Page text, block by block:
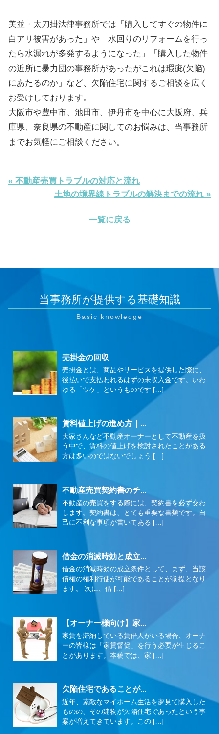
美並・太刀掛法律事務所では「購入してすぐの物件に
白アリ被害があった」や「水回りのリフォームを行っ
たら水漏れが多発するようになった」「購入した物件
の近所に暴力団の事務所があったがこれは瑕疵(欠陥)
にあたるのか」など、欠陥住宅に関するご相談を広く
お受けしております。
大阪市や豊中市、池田市、伊丹市を中心に大阪府、兵
庫県、奈良県の不動産に関してのお悩みは、当事務所
までお気軽にご相談ください。
« 不動産売買トラブルの対応と流れ
土地の境界線トラブルの解決までの流れ »
一覧に戻る
当事務所が提供する基礎知識
売掛金の回収
売掛金とは、商品やサービスを提供した際に、
後払いで支払われるはずの未収入金です。いわ
ゆる「ツケ」というものです […]
賃料値上げの進め方｜...
大家さんなど不動産オーナーとして不動産を扱
う中で、賃料の値上げを検討されたことがある
方は多いのではないでしょう […]
不動産売買契約書のチ...
不動産の売買をする際には、契約書を必ず交わ
します。契約書は、とても重要な書類です。自
己に不利な事項が書いてある […]
借金の消滅時効と成立...
借金の消滅時効の成立条件として、まず、当該
債権の権利行使が可能であることが前提となり
ます。 次に、借 […]
【オーナー様向け】家...
家賃を滞納している賃借人がいる場合、オーナ
ーの皆様は「家賃督促」を行う必要が生じるこ
とがあります。本稿では、家 […]
欠陥住宅であることが...
近年、素敵なマイホーム生活を夢見て購入した
ものの、その建物が欠陥住宅であったという事
案が増えてきています。この […]